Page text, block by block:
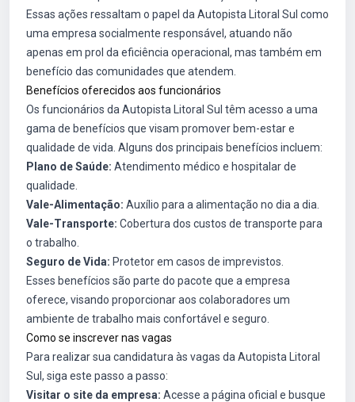
Essas ações ressaltam o papel da Autopista Litoral Sul como
uma empresa socialmente responsável, atuando não
apenas em prol da eficiência operacional, mas também em
benefício das comunidades que atendem.
Benefícios oferecidos aos funcionários
Os funcionários da Autopista Litoral Sul têm acesso a uma
gama de benefícios que visam promover bem-estar e
qualidade de vida. Alguns dos principais benefícios incluem:
Plano de Saúde: Atendimento médico e hospitalar de
qualidade.
Vale-Alimentação: Auxílio para a alimentação no dia a dia.
Vale-Transporte: Cobertura dos custos de transporte para
o trabalho.
Seguro de Vida: Protetor em casos de imprevistos.
Esses benefícios são parte do pacote que a empresa
oferece, visando proporcionar aos colaboradores um
ambiente de trabalho mais confortável e seguro.
Como se inscrever nas vagas
Para realizar sua candidatura às vagas da Autopista Litoral
Sul, siga este passo a passo:
Visitar o site da empresa: Acesse a página oficial e busque